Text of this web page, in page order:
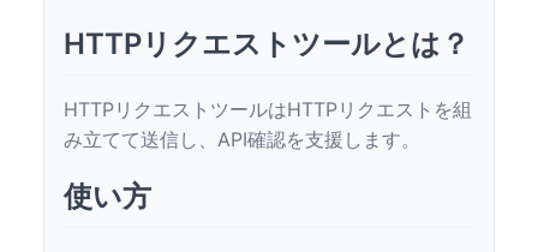
HTTPリクエストツールとは？
HTTPリクエストツールはHTTPリクエストを組
み立てて送信し、API確認を支援します。
使い方